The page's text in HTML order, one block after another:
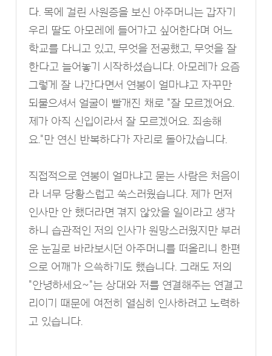
다. 목에 걸린 사원증을 보신 아주머니는 갑자기
우리 딸도 아모레에 들어가고 싶어한다며 어느
학교를 다니고 있고, 무엇을 전공했고, 무엇을 잘
한다고 늘어놓기 시작하셨습니다. 아모레가 요즘
그렇게 잘 나간다면서 연봉이 얼마냐고 자꾸만
되물으셔서 얼굴이 빨개진 채로 "잘 모르겠어요.
제가 아직 신입이라서 잘 모르겠어요. 죄송해
요."만 연신 반복하다가 자리로 돌아갔습니다.
직접적으로 연봉이 얼마냐고 묻는 사람은 처음이
라 너무 당황스럽고 쑥스러웠습니다. 제가 먼저
인사만 안 했더라면 겪지 않았을 일이라고 생각
하니 습관적인 저의 인사가 원망스러웠지만 부러
운 눈길로 바라보시던 아주머니를 떠올리니 한편
으로 어깨가 으쓱하기도 했습니다. 그래도 저의
"안녕하세요~"는 상대와 저를 연결해주는 연결고
리이기 때문에 여전히 열심히 인사하려고 노력하
고 있습니다.